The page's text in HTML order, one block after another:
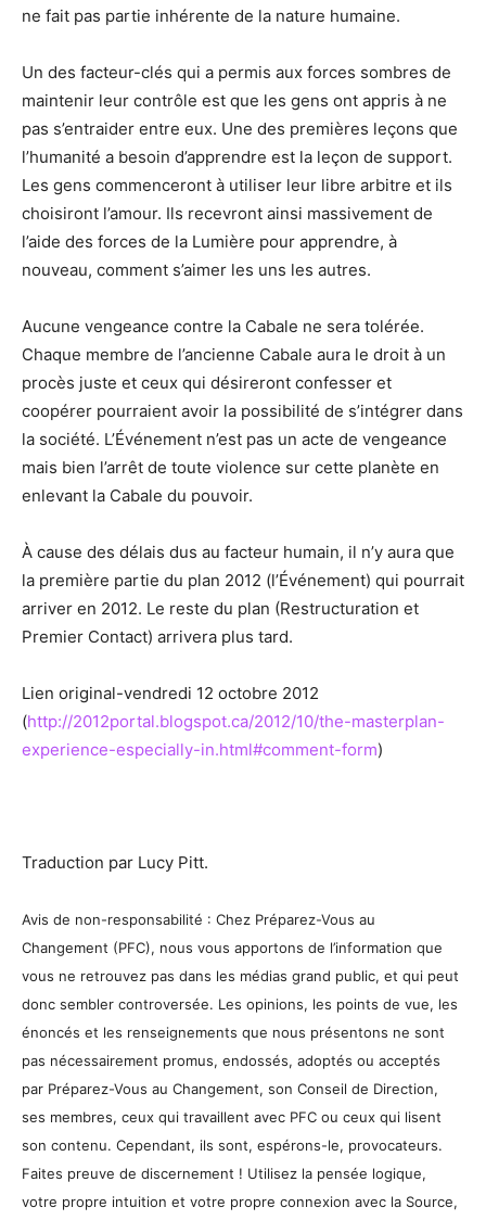
ne fait pas partie inhérente de la nature humaine.
Un des facteur-clés qui a permis aux forces sombres de
maintenir leur contrôle est que les gens ont appris à ne
pas s’entraider entre eux. Une des premières leçons que
l’humanité a besoin d’apprendre est la leçon de support.
Les gens commenceront à utiliser leur libre arbitre et ils
choisiront l’amour. Ils recevront ainsi massivement de
l’aide des forces de la Lumière pour apprendre, à
nouveau, comment s’aimer les uns les autres.
Aucune vengeance contre la Cabale ne sera tolérée.
Chaque membre de l’ancienne Cabale aura le droit à un
procès juste et ceux qui désireront confesser et
coopérer pourraient avoir la possibilité de s’intégrer dans
la société. L’Événement n’est pas un acte de vengeance
mais bien l’arrêt de toute violence sur cette planète en
enlevant la Cabale du pouvoir.
À cause des délais dus au facteur humain, il n’y aura que
la première partie du plan 2012 (l’Événement) qui pourrait
arriver en 2012. Le reste du plan (Restructuration et
Premier Contact) arrivera plus tard.
Lien original-vendredi 12 octobre 2012
(http://2012portal.blogspot.ca/2012/10/the-masterplan-
experience-especially-in.html#comment-form)
Traduction par Lucy Pitt.
Avis de non-responsabilité : Chez Préparez-Vous au
Changement (PFC), nous vous apportons de l’information que
vous ne retrouvez pas dans les médias grand public, et qui peut
donc sembler controversée. Les opinions, les points de vue, les
énoncés et les renseignements que nous présentons ne sont
pas nécessairement promus, endossés, adoptés ou acceptés
par Préparez-Vous au Changement, son Conseil de Direction,
ses membres, ceux qui travaillent avec PFC ou ceux qui lisent
son contenu. Cependant, ils sont, espérons-le, provocateurs.
Faites preuve de discernement ! Utilisez la pensée logique,
votre propre intuition et votre propre connexion avec la Source,